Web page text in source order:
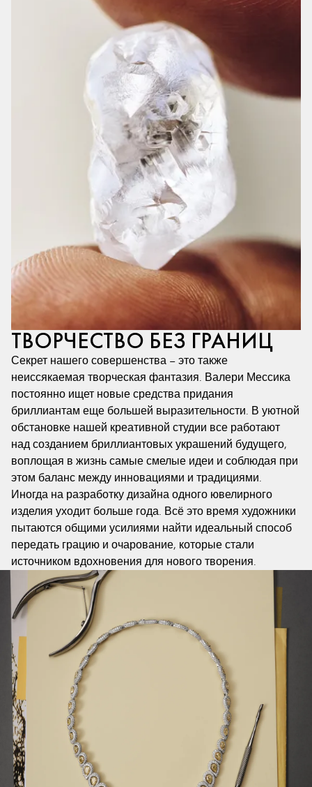
ТВОРЧЕСТВО БЕЗ ГРАНИЦ
Секрет нашего совершенства – это также
неиссякаемая творческая фантазия. Валери Мессика
постоянно ищет новые средства придания
бриллиантам еще большей выразительности. В уютной
обстановке нашей креативной студии все работают
над созданием бриллиантовых украшений будущего,
воплощая в жизнь самые смелые идеи и соблюдая при
этом баланс между инновациями и традициями.
Иногда на разработку дизайна одного ювелирного
изделия уходит больше года. Всё это время художники
пытаются общими усилиями найти идеальный способ
передать грацию и очарование, которые стали
источником вдохновения для нового творения.